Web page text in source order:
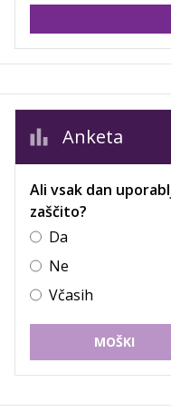
Anketa
Ali vsak dan
zaščito?
Da
Ne
Včasih
MOŠKI